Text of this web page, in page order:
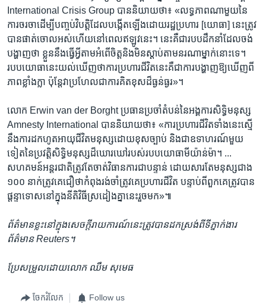
International Crisis Group បាន​និយាយ​ថា៖ «លទ្ធភាព​ណា​មួយ​នៃ​
ការ​ចរចា​ដើម្បី​បញ្ចប់​វិបត្តិ​ដែល​បង្កើត​ឡើង​ដោយ​រដ្ឋប្រហារ [យោធា] នេះ​ត្រូវ​
បាន​ផាត់​ចោល​អស់​ហើយ​នៅ​ពេល​ឥឡូវ​នេះ។ នេះ​គឺ​ជា​របប​ដឹកនាំ​ដែល​ចង់​
បង្ហាញ​ថា ខ្លួន​នឹង​ធ្វើ​អ្វី​តាម​អំពើ​ចិត្ត​និង​មិន​ស្ដាប់​តាម​នរណា​ម្នាក់​នោះ​ទេ។
របប​យោធា​នេះ​យល់​ឃើញ​ថា​ការ​ប្រហារ​ជីវិត​នេះ​គឺ​ជា​ការ​បង្ហាញ​ឱ្យ​ឃើញ​ពី​
ភាព​ខ្លាំងក្លា ប៉ុន្តែ​វា​ប្រហែលជា​ការ​គិត​ខុស​ដ៏​ធ្ងន់ធ្ងរ»។
លោក Erwin van der Borght ប្រធាន​ប្រចាំ​តំបន់​នៃ​អង្គការ​សិទ្ធិ​មនុស្ស
Amnesty International បាន​និយាយ​ថា៖ «ការ​ប្រហារ​ជីវិត​ទាំង​នេះ​ស្មើ​
នឹង​ការ​ដក​ហូត​អាយុ​ជីវិត​មនុស្ស​ដោយ​ខុស​ច្បាប់ និង​ជា​ឧទាហរណ៍​មួយ​
ទៀត​នៃ​ប្រវត្តិ​សិទ្ធិ​មនុស្ស​ដ៏​ឃោរឃៅ​របស់​របប​យោធា​មីយ៉ាន់ម៉ា។ ...
សហគមន៍​អន្តរជាតិ​ត្រូវតែ​ចាត់​វិធានការ​ជា​បន្ទាន់ ដោយសារតែ​មនុស្ស​ជាង
១០០ នាក់​ត្រូវ​គេ​ជឿ​ថា​កំពុង​រង់ចាំ​ត្រូវ​គេ​ប្រហារ​ជីវិត បន្ទាប់ពី​ពួកគេ​ត្រូវ​បាន​
ផ្តន្ទាទោស​នៅ​ក្នុង​នីតិវិធី​ស្រដៀង​គ្នា​នេះ​រួច​មក»៕
ព័ត៌មាន​ខ្លះ​នៅ​ក្នុង​សេចក្ដី​រាយការណ៍​នេះ​ត្រូវ​បាន​ដកស្រង់​ពី​ទីភ្នាក់ងារ​
ព័ត៌មាន Reuters។
ប្រែ​សម្រួល​ដោយ​លោក ឈឹម សុមេធ
ចែករំលែក Follow us